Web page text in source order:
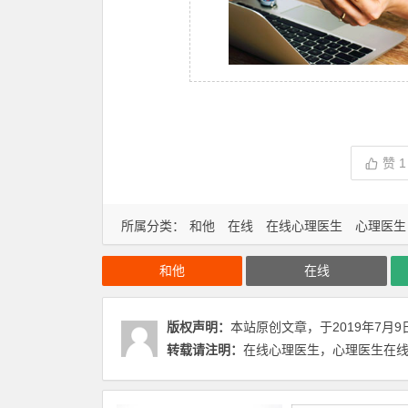
所属分类： 和他 在线 在线心理医生 心理医生
赞 1
和他 在线
版权声明： 本站原创文章，于2019年7月9
转载请注明： 在线心理医生，心理医生在